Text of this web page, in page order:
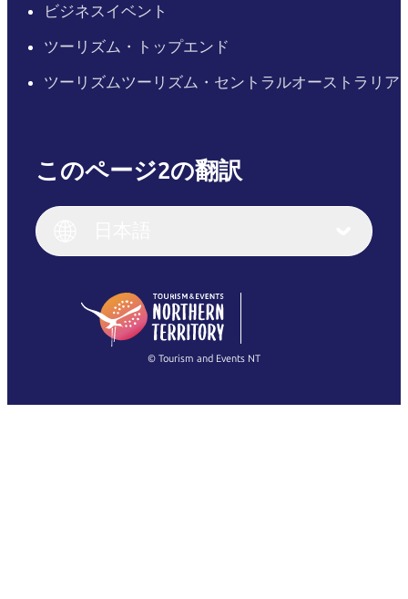
ビジネスイベント
ツーリズム・トップエンド
ツーリズムツーリズム・セントラルオーストラリア
このページ2の翻訳
English (US)
English
(Singapore)
Français
繁體中文
© Tourism and Events NT